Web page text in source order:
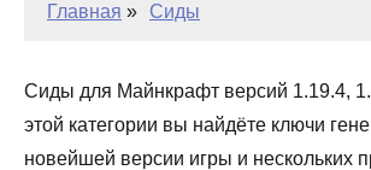
Главная Сиды
Сиды для Майнкрафт версий 1.19.4,
этой категории вы найдёте ключи
новейшей версии игры и нескольких